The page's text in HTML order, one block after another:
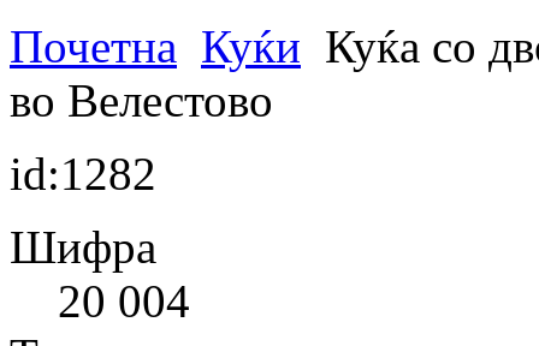
Почетна Куќи Куќа со
во Велестово
id:1282
Шифра
20 004